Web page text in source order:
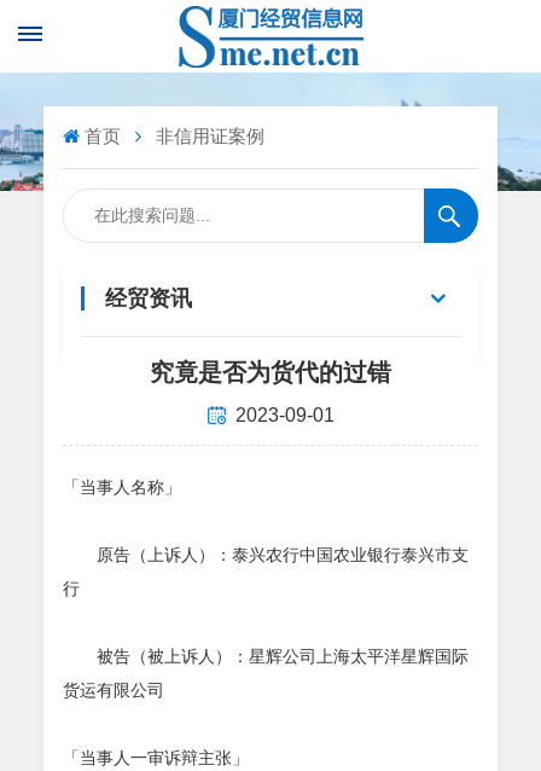
首页 非信用证案例
经贸资讯
究竟是否为货代的过错
2023-09-01
「当事人名称」
原告（上诉人）：泰兴农行中国农业银行泰兴市支
行
被告（被上诉人）：星辉公司上海太平洋星辉国际
货运有限公司
「当事人一审诉辩主张」